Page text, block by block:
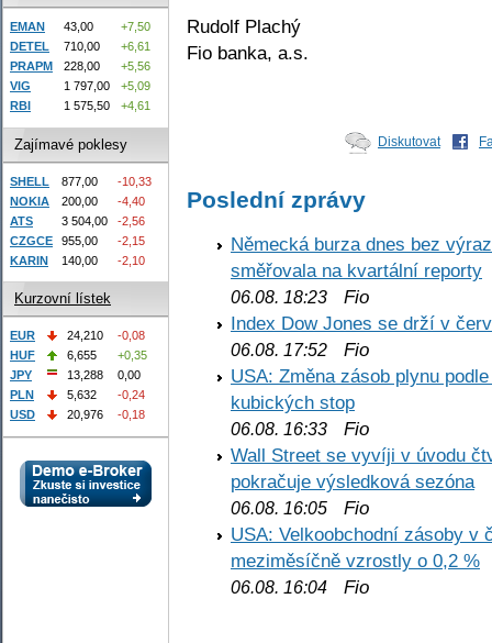
Rudolf Plachý
Fio banka, a.s.
Diskutovat
Poslední zprávy
Německá burza dnes bez
směřovala na kvartální reporty
06.08. 18:23 Fio
Index Dow Jones se drží v
06.08. 17:52 Fio
USA: Změna zásob plynu
kubických stop
06.08. 16:33 Fio
Wall Street se vyvíji v úvodu
pokračuje výsledková sezóna
06.08. 16:05 Fio
USA: Velkoobchodní zásoby v
meziměsíčně vzrostly o 0,2 %
06.08. 16:04 Fio
EMAN 43,00
+7,50
DETEL
710,00
+6,61
PRAPM
228,00
+5,56
VIG
1 797,00
+5,09
RBI
1 575,50 +4,61
Zajímavé poklesy
SHELL 877,00
-10,33
NOKIA
200,00
-4,40
ATS
3 504,00
-2,56
CZGCE
955,00
-2,15
KARIN
140,00 -2,10
Kurzovní lístek
EUR 24,210
-0,08
HUF
6,655
+0,35
JPY
13,288
0,00
PLN
5,632
-0,24
USD
20,976 -0,18